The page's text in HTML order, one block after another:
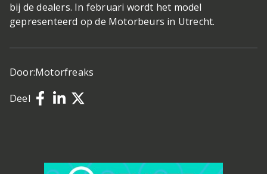
bij de dealers. In februari wordt het model
gepresenteerd op de Motorbeurs in Utrecht.
Door:Motorfreaks
Deel